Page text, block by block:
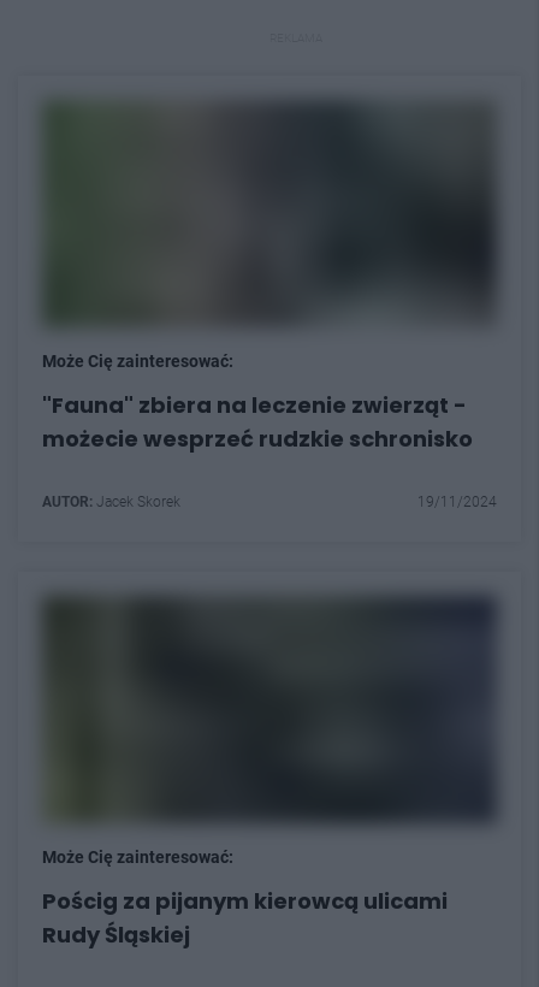
Może Cię zainteresować:
"Fauna" zbiera na leczenie zwierząt -
możecie wesprzeć rudzkie schronisko
AUTOR: Jacek Skorek 19/11/2024
Może Cię zainteresować:
Pościg za pijanym kierowcą ulicami
Rudy Śląskiej